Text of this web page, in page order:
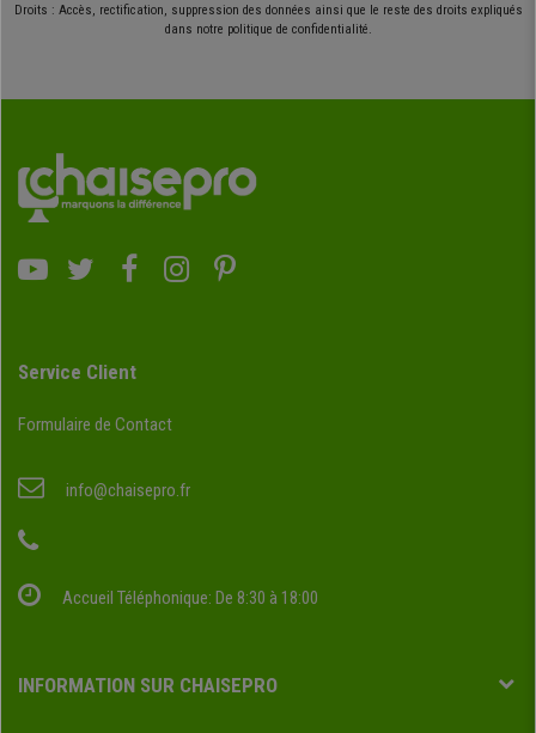
Droits : Accès, rectification, suppression des données ainsi que le reste des droits expliqués
dans notre politique de confidentialité.
Service Client
Formulaire de Contact
info@chaisepro.fr
Accueil Téléphonique: De 8:30 à 18:00
INFORMATION SUR CHAISEPRO